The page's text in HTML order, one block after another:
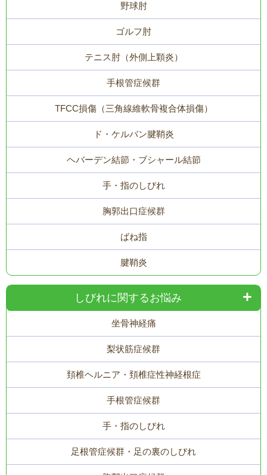
野球肘
ゴルフ肘
テニス肘（外側上顆炎）
手根管症候群
TFCC損傷（三角線維軟骨複合体損傷）
ド・ケルバン腱鞘炎
ヘバーデン結節・ブシャール結節
手・指のしびれ
胸郭出口症候群
ばね指
腱鞘炎
しびれに関するお悩み
坐骨神経痛
梨状筋症候群
頚椎ヘルニア・頚椎症性神経根症
手根管症候群
手・指のしびれ
足根管症候群・足の裏のしびれ